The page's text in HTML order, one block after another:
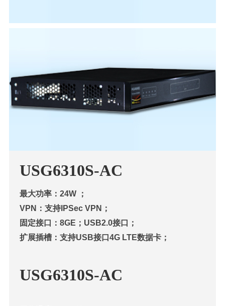
USG6310S-AC
最大功率：24W ；
VPN：支持IPSec VPN；
固定接口：8GE；USB2.0接口；
扩展插槽：支持USB接口4G LTE数据卡；
USG6310S-AC